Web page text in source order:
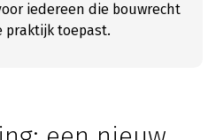
iedereen die bouwrecht
praktijk toepast.